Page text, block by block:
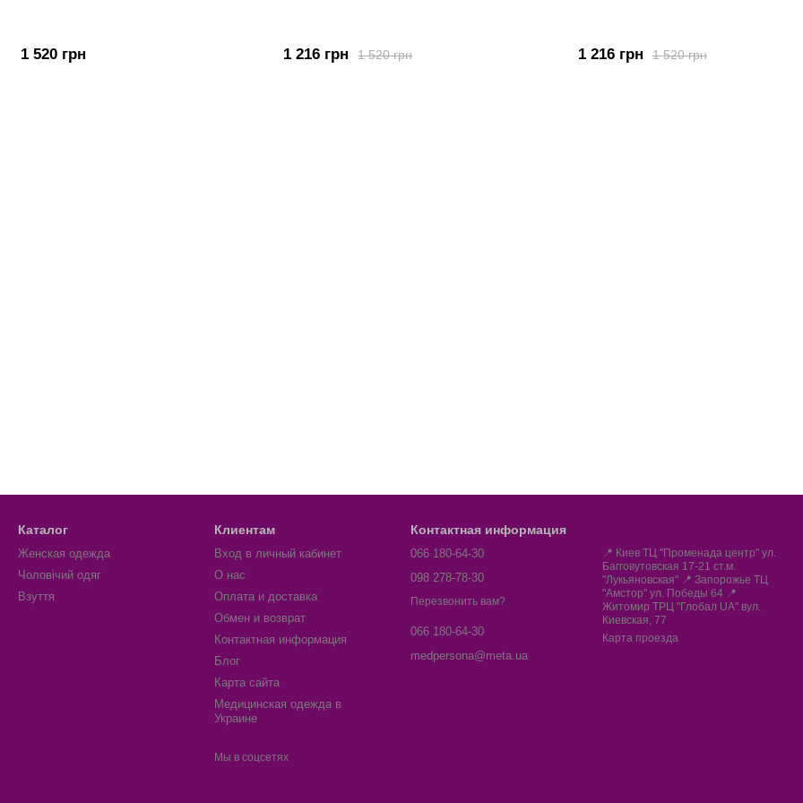
1 520 грн 1 520 грн
1 216 грн 1 520 грн
1 216 грн
Каталог
Женская одежда
Чоловічий одяг
Взуття
Клиентам
Вход в личный кабинет
О нас
Оплата и доставка
Обмен и возврат
Контактная информация
Блог
Карта сайта
Медицинская одежда в
Украине
Мы в соцсетях
Контактная информация
066 180-64-30
098 278-78-30
Перезвонить вам?
066 180-64-30
medpersona@meta.ua
📍 Киев ТЦ "Променада центр" ул.
Багговутовская 17-21 ст.м.
"Лукьяновская" 📍 Запорожье ТЦ
"Амстор" ул. Победы 64 📍
Житомир ТРЦ "Глобал UA" вул.
Киевская, 77
Карта проезда